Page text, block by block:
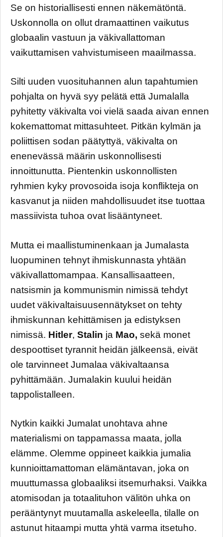
Se on historiallisesti ennen näkemätöntä.
Uskonnolla on ollut dramaattinen vaikutus
globaalin vastuun ja väkivallattoman
vaikuttamisen vahvistumiseen maailmassa.
Silti uuden vuosituhannen alun tapahtumien
pohjalta on hyvä syy pelätä että Jumalalla
pyhitetty väkivalta voi vielä saada aivan ennen
kokemattomat mittasuhteet. Pitkän kylmän ja
poliittisen sodan päätyttyä, väkivalta on
enenevässä määrin uskonnollisesti
innoittunutta. Pientenkin uskonnollisten
ryhmien kyky provosoida isoja konflikteja on
kasvanut ja niiden mahdollisuudet itse tuottaa
massiivista tuhoa ovat lisääntyneet.
Mutta ei maallistuminenkaan ja Jumalasta
luopuminen tehnyt ihmiskunnasta yhtään
väkivallattomampaa. Kansallisaatteen,
natsismin ja kommunismin nimissä tehdyt
uudet väkivaltaisuusennätykset on tehty
ihmiskunnan kehittämisen ja edistyksen
nimissä. Hitler, Stalin ja Mao, sekä monet
despoottiset tyrannit heidän jälkeensä, eivät
ole tarvinneet Jumalaa väkivaltaansa
pyhittämään. Jumalakin kuului heidän
tappolistalleen.
Nytkin kaikki Jumalat unohtava ahne
materialismi on tappamassa maata, jolla
elämme. Olemme oppineet kaikkia jumalia
kunnioittamattoman elämäntavan, joka on
muuttumassa globaaliksi itsemurhaksi. Vaikka
atomisodan ja totaalituhon välitön uhka on
perääntynyt muutamalla askeleella, tilalle on
astunut hitaampi mutta yhtä varma itsetuho.